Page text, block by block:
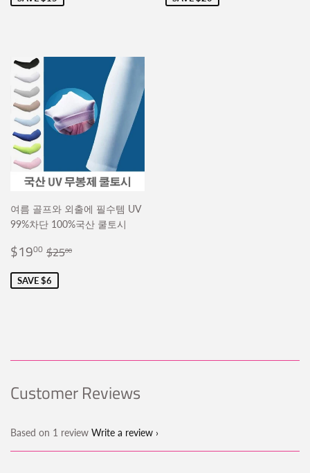
여름 골프와 외출에 필수템 UV
99%차단 100%국산 쿨토시
Sale
price
$1900 $19.00
Regular price
$2500
SAVE $6
Customer Reviews
Based on 1 review Write a review